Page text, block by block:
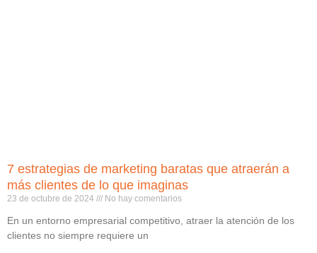
7 estrategias de marketing baratas que atraerán a
más clientes de lo que imaginas
23 de octubre de 2024 No hay comentarios
En un entorno empresarial competitivo, atraer la atención de los
clientes no siempre requiere un